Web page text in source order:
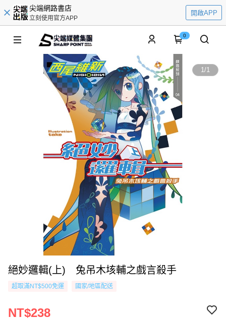
尖端網路書店
立刻使用官方APP
開啟APP
0
1/1
絕妙邏輯(上) 兔吊木垓輔之戲言殺手
超取滿NT$500免運 國家/地區配送
NT$238